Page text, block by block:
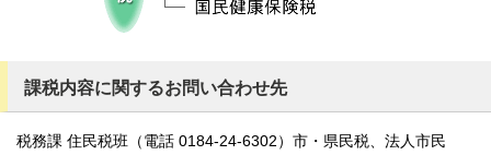
課税内容に関するお問い合わせ先
税務課 住民税班（電話 0184-24-6302）市・県民税、法人市民